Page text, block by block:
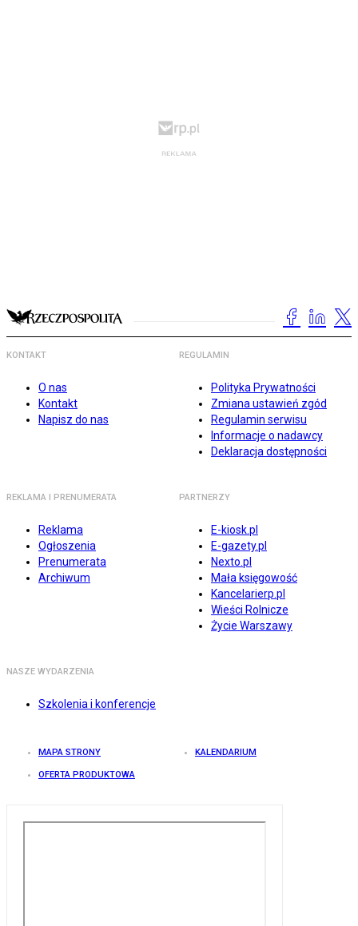
KONTAKT
O nas
Kontakt
Napisz do nas
REGULAMIN
Polityka Prywatności
Zmiana ustawień zgód
Regulamin serwisu
Informacje o nadawcy
Deklaracja dostępności
REKLAMA I PRENUMERATA
Reklama
Ogłoszenia
Prenumerata
Archiwum
PARTNERZY
E-kiosk.pl
E-gazety.pl
Nexto.pl
Mała księgowość
Kancelarierp.pl
Wieści Rolnicze
Życie Warszawy
NASZE WYDARZENIA
Szkolenia i konferencje
MAPA STRONY KALENDARIUM
OFERTA PRODUKTOWA